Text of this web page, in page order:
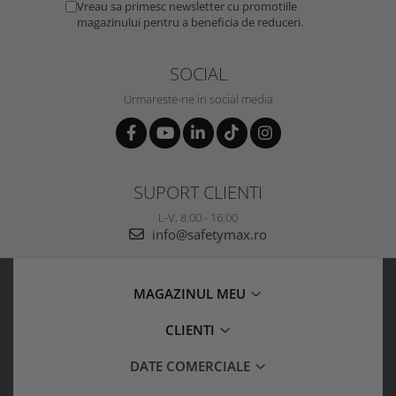
Vreau sa primesc newsletter cu promotiile
magazinului pentru a beneficia de reduceri.
SOCIAL
Urmareste-ne in social media
SUPORT CLIENTI
L-V, 8:00 - 16:00
info@safetymax.ro
MAGAZINUL MEU
CLIENTI
DATE COMERCIALE